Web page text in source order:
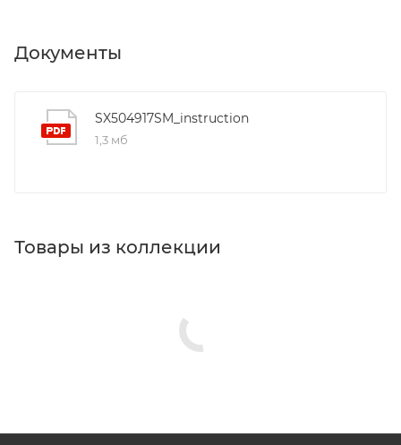
Документы
SX504917SM_instruction
1,3 мб
Товары из коллекции
Полотенцедержатели
Стаканы для ванной